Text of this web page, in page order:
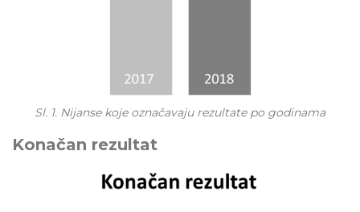
Sl. 1. Nijanse koje označavaju rezultate po godinama
Konačan rezultat